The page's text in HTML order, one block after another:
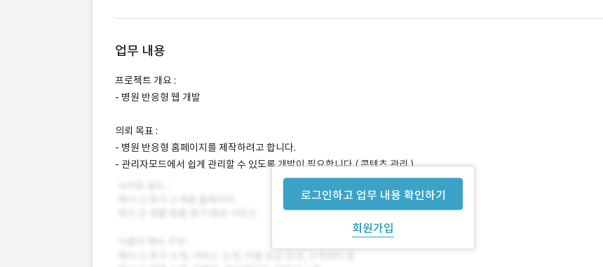
업무 내용
로그인하고 업무 내용 확인하기
회원가입
프로젝트 개요 :
- 병원 반응형 웹 개발
의뢰 목표 :
- 병원 반응형 홈페이지를 제작하려고 합니다.
- 관리자모드에서 쉽게 관리할 수 있도록 개발이 필요합니다 ( 콘텐츠 관리 )